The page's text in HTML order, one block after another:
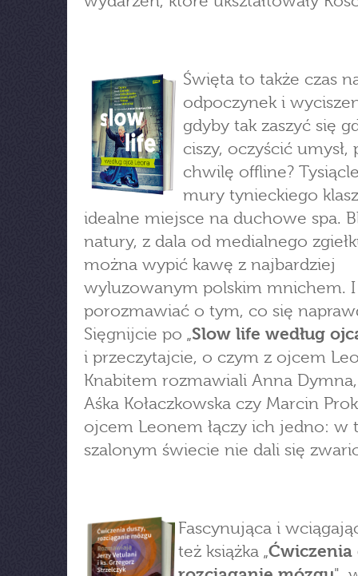
Święta to także czas
odpoczynek i
gdyby tak zaszyć się
ciszy, oczyścić umysł,
chwilę offline?
mury tynieckiego
idealne miejsce na duchowe spa.
natury, z dala od medialnego
można wypić kawę z najbardziej
wyluzowanym polskim mnichem. I
porozmawiać o tym, co się
Sięgnijcie po „Slow life według
i przeczytajcie, o czym z ojcem
Knabitem rozmawiali Anna
Aśka Kołaczkowska czy Marcin
ojcem Leonem łączy ich jedno: w
szalonym świecie nie dali się
Fascynująca i
też książka „Ćwiczenia